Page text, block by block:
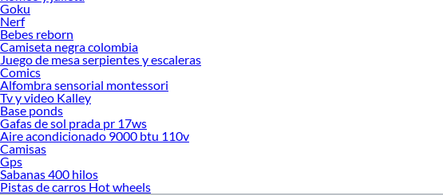
Goku
Nerf
Bebes reborn
Camiseta negra colombia
Juego de mesa serpientes y escaleras
Comics
Alfombra sensorial montessori
Tv y video Kalley
Base ponds
Gafas de sol prada pr 17ws
Aire acondicionado 9000 btu 110v
Camisas
Gps
Sabanas 400 hilos
Pistas de carros Hot wheels